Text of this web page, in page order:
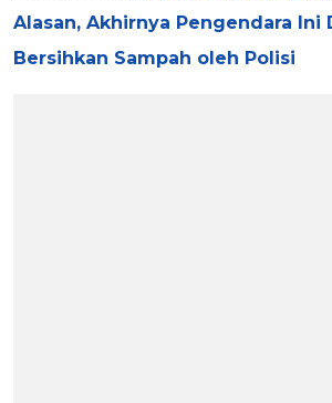
Alasan, Akhirnya Pengendara Ini
Bersihkan Sampah oleh Polisi